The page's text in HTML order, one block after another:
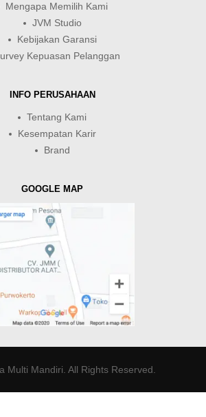
Mengapa Memilih Kami
JVM Studio
Kebijakan Garansi
Kepuasan Pelanggan
INFO PERUSAHAAN
Tentang Kami
Kesempatan Karir
Brand
GOOGLE MAP
Multi Mandiri. All Rights Reserved.